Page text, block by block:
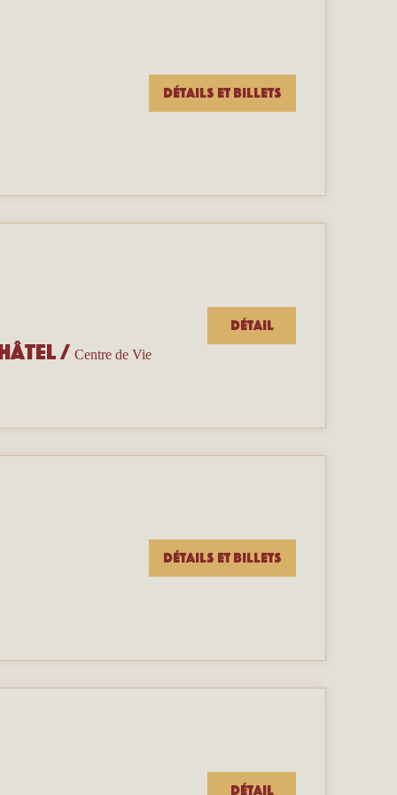
Détails et billets
/ Centre de Vie
Détail
Détails et billets
Détail